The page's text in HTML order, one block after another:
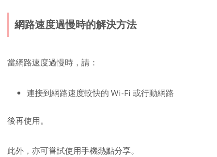
網路速度過慢時的解決方法
當網路速度過慢時，請：
連接到網路速度較快的 Wi-Fi 或行動網路
後再使用。
此外，亦可嘗試使用手機熱點分享。